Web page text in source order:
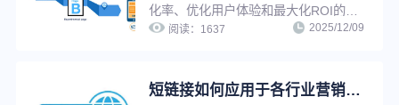
化率、优化用户体验和最大化ROI的关
键手段。下面我为你梳理一套完整、可
阅读： 1637 2025/12/09
短链接如何应用于各行业营销推广？在线免费生成短链接就用这个老牌工具